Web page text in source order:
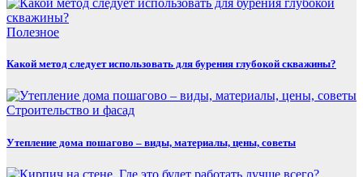
Полезнoe
Какой метод следует использовать для бурения глубокой скважины?
Строительство и фасад
Утепление дома пошагово – виды, материалы, цены, советы